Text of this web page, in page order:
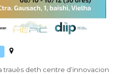
trauès deth centre d’innovacion